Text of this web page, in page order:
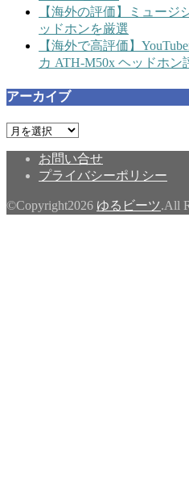
【海外の評価】ミュー
ッドホンを厳選
【海外で高評価】
カ ATH-M50x ヘッドホン
アーカイブ
ア
お問い合せ
プライバシーポリシー
©Copyright2026 ゆるビーツ.All